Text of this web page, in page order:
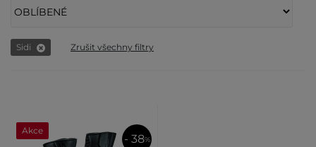
Sidi Zrušit všechny filtry
Akce
- 38%